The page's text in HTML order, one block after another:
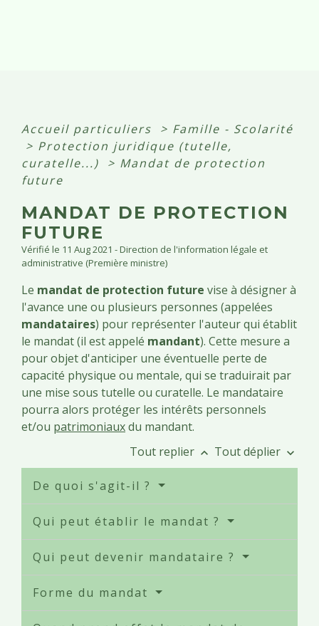
Accueil particuliers > Famille - Scolarité
> Protection juridique (tutelle,
curatelle...)
> Mandat de protection
future
MANDAT DE PROTECTION
FUTURE
Vérifié le 11 Aug 2021 - Direction de l'information légale et
administrative (Première ministre)
Le mandat de protection future vise à désigner à
l'avance une ou plusieurs personnes (appelées
mandataires) pour représenter l'auteur qui établit
le mandat (il est appelé mandant). Cette mesure a
pour objet d'anticiper une éventuelle perte de
capacité physique ou mentale, qui se traduirait par
une mise sous tutelle ou curatelle. Le mandataire
pourra alors protéger les intérêts personnels
et/ou patrimoniauxdu mandant.
Tout replier keyboard_arrow_up Tout déplier keyboard_arrow_down
De quoi s'agit-il ?
Qui peut établir le mandat ?
Qui peut devenir mandataire ?
Forme du mandat